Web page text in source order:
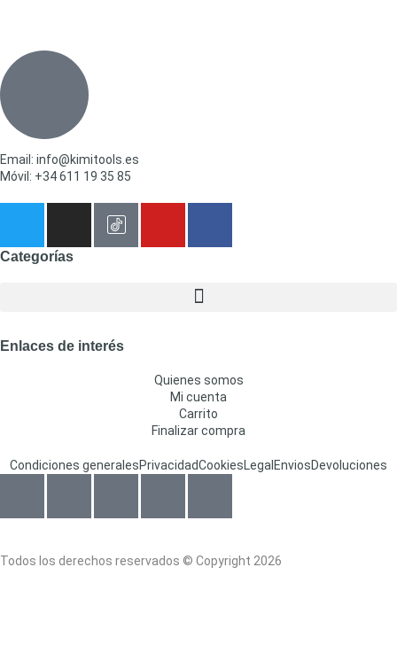
Email: info@kimitools.es
Móvil: +34 611 19 35 85
Categorías
Enlaces de interés
Quienes somos
Mi cuenta
Carrito
Finalizar compra
Condiciones generalesPrivacidadCookiesLegal EnviosDevoluciones
Todos los derechos reservados © Copyright 2026